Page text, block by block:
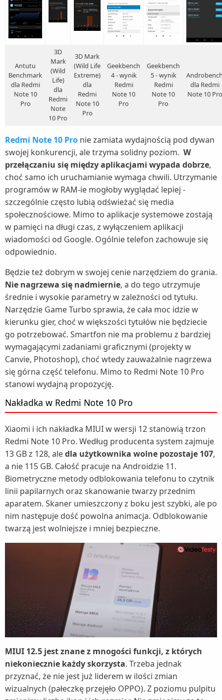
Antutu
Benchmark
dla Redmi
Note 10
Pro
3D
Mark
(Wild
Life)
dla
Redmi
Note
10 Pro
3D Mark
(Wild Life
Extreme)
dla
Redmi
Note 10
Pro
Geekbench
4 - wynik
Redmi
Note 10
Pro
Geekbench
5 - wynik
Redmi
Note 10
Pro
dla Redmi
Note 10 Pro
Redmi Note 10 Pro nie zamiata wydajnością pod dywan
swojej konkurencji, ale trzyma solidny poziom. W
przełączaniu się między aplikacjami wypada dobrze,
choć samo ich uruchamianie wymaga chwili. Utrzymanie
programów w RAM-ie mogłoby wyglądać lepiej -
szczególnie często lubią odświeżać się media
społecznościowe. Mimo to aplikacje systemowe zostają
w pamięci na długi czas, z wyłączeniem aplikacji
wiadomości od Google. Ogólnie telefon zachowuje się
odpowiednio.
Będzie też dobrym w swojej cenie narzędziem do grania.
Nie nagrzewa się nadmiernie, a do tego utrzymuje
średnie i wysokie parametry w zależności od tytułu.
Narzędzie Game Turbo sprawia, że cała moc idzie w
kierunku gier, choć w większości tytułów nie będziecie
go potrzebować. Smartfon nie ma problemu z bardziej
wymagającymi zadaniami graficznymi (projekty w
Canvie, Photoshop), choć wtedy zauważalnie nagrzewa
się górna część telefonu. Mimo to Redmi Note 10 Pro
stanowi wydajną propozycję.
Nakładka w Redmi Note 10 Pro
Xiaomi i ich nakładka MIUI w wersji 12 stanowią trzon
Redmi Note 10 Pro. Według producenta system zajmuje
13 GB z 128, aledla użytkownika wolne pozostaje 107,
a nie 115 GB. Całość pracuje na Androidzie 11.
Biometryczne metody odblokowania telefonu to czytnik
linii papilarnych oraz skanowanie twarzy przednim
aparatem. Skaner umieszczony z boku jest szybki, ale po
nim następuje dość powolna animacja. Odblokowanie
twarzą jest wolniejsze i mniej bezpieczne.
MIUI 12.5 jest znane z mnogości funkcji, z których
niekoniecznie każdy skorzysta. Trzeba jednak
przyznać, że nie jest już liderem w ilości zmian
wizualnych (pałeczkę przejęło OPPO). Z poziomu pulpitu